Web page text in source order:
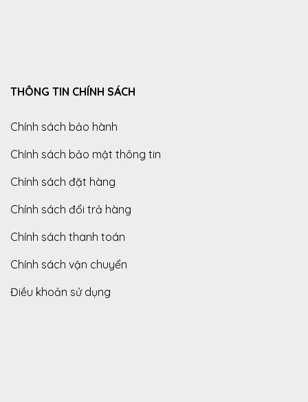
THÔNG TIN CHÍNH SÁCH
Chính sách bảo hành
Chính sách bảo mật thông tin
Chính sách đặt hàng
Chính sách đổi trả hàng
Chính sách thanh toán
Chính sách vận chuyển
Điều khoản sử dụng